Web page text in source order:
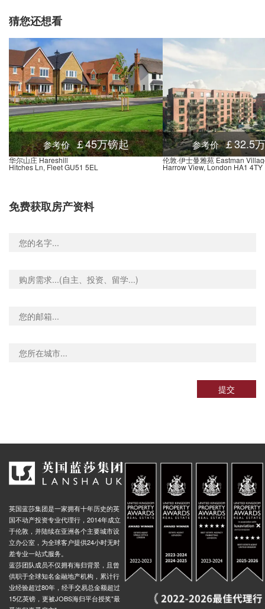
猜您还想看
参考价 ￡45万镑起
华尔山庄 Hareshill
Hitches Ln, Fleet GU51 5EL
参考价 ￡32.5
伦敦·伊士曼雅苑 Eastman
Harrow View, London HA1 4TY
免费获取房产资料
提交
英国蓝莎集团是一家拥有十年历史的英
国不动产投资专业代理行，2014年成立
于伦敦，并陆续在亚洲各个主要城市设
立办公室，为全球客户提供24小时无时
差专业一站式服务。
蓝莎团队成员不仅拥有海归背景，且曾
供职于全球知名金融地产机构，累计行
业经验超过80年，经手交易总金额超过
15亿英镑，更被JOBS海归平台授奖"最